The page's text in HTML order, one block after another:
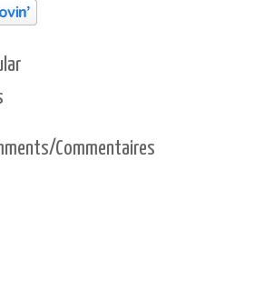
Commentaires